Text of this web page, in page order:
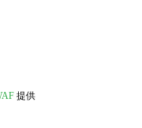
提供